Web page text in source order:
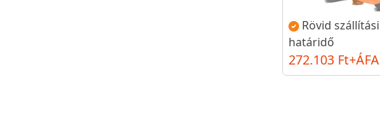
Rövid szállítási
határidő
272.103 Ft+ÁFA